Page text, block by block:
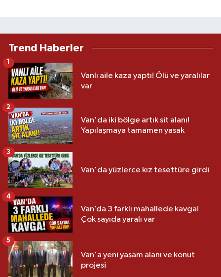
Trend Haberler
Vanlı aile kaza yaptı! Ölü ve yaralılar
var
Van'da iki bölge artık sit alanı!
Yapılaşmaya tamamen yasak
2
Van'da yüzlerce kız tesettüre girdi
3
Van’da 3 farklı mahallede kavga!
Çok sayıda yaralı var
4
Van'a yeni yaşam alanı ve konut
projesi
5